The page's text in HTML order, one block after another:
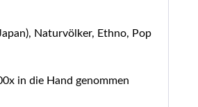
Naturvölker, Ethno, Pop
in die Hand genommen